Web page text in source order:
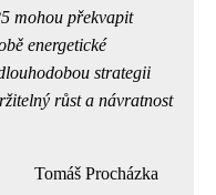
mohou překvapit
energetické
strategii
růst a návratnost
Tomáš Procházka